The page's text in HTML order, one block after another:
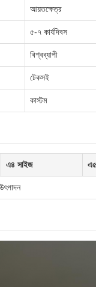
আয়তক্ষেত্র
৫-৭ কার্যদিবস
বিশ্বব্যাপী
টেকসই
কাস্টম
এ৪ সাইজ